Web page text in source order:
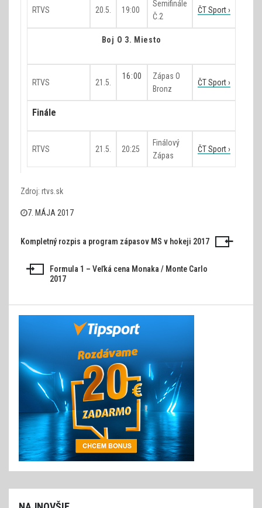
RTVS 20.5. 19:00
Semifinále
Č.2
ČT Sport ›
Boj O 3. Miesto
RTVS 21.5.
16:00
Zápas O
Bronz
ČT Sport ›
Finále
RTVS 21.5. 20:25
Finálový
Zápas
ČT Sport ›
Zdroj: rtvs.sk
7. MÁJA 2017
Navigácia
Kompletný rozpis a program zápasov MS v hokeji 2017
Formula 1 – Veľká cena Monaka / Monte Carlo
2017